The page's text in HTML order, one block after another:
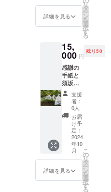
菜を収
穫して
す。
2024年
5月から
9月頃ま
での開
催。 ※
詳細は
メール
にてご
連絡い
たしま
す。 ※
畑まで
の交通
費等は
担でお
願いし
店で提
供して
いる
チャイ
飲んで
いただ
けるチ
ケット
を販売
しま
す。
（例）
須坂
ファミ
リー
フェス
ティバ
ルや須
坂ス
イーツ
フェス
詳細を見る
リ
タ
ー
ン
を
選
択
す
る
15,
000 円
残り50
感謝の
手紙と
須坂市
産の
シャイ
ンマス
カット
（1kg）
を送り
ます。
ご希望
であれ
ばシャ
インマ
スカッ
トとナ
支援
者：
0人
お届
け予
定：
2024
年10
月
詳細を見る
こ
の
リ
タ
ー
ン
を
選
択
す
る